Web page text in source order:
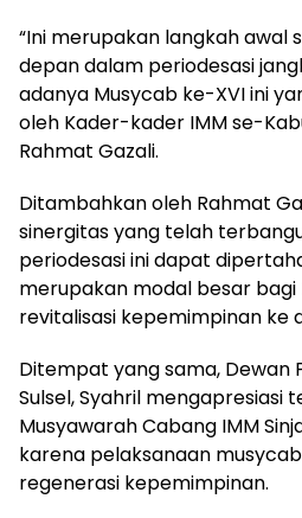
“Ini merupakan langkah awal
depan dalam periodesasi
adanya Musycab ke-XVI ini
oleh Kader-kader IMM se-
Rahmat Gazali.
Ditambahkan oleh Rahmat
sinergitas yang telah
periodesasi ini dapat
merupakan modal besar bagi
revitalisasi kepemimpinan ke
Ditempat yang sama, Dewan
Sulsel, Syahril mengapresiasi
Musyawarah Cabang IMM
karena pelaksanaan
regenerasi kepemimpinan.